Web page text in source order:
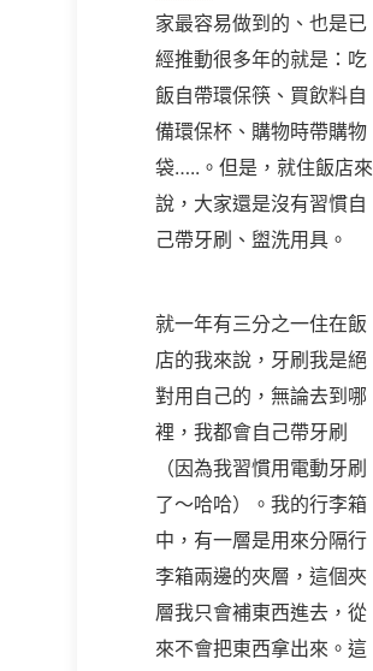
家最容易做到的、也是已
經推動很多年的就是：吃
飯自帶環保筷、買飲料自
備環保杯、購物時帶購物
袋…..。但是，就住飯店來
說，大家還是沒有習慣自
己帶牙刷、盥洗用具。
就一年有三分之一住在飯
店的我來說，牙刷我是絕
對用自己的，無論去到哪
裡，我都會自己帶牙刷
（因為我習慣用電動牙刷
了～哈哈）。我的行李箱
中，有一層是用來分隔行
李箱兩邊的夾層，這個夾
層我只會補東西進去，從
來不會把東西拿出來。這